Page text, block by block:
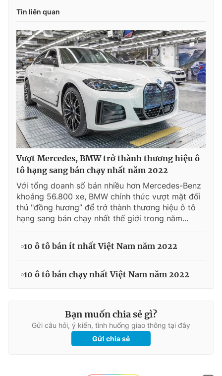
Tin liên quan
Vượt Mercedes, BMW trở thành thương hiệu ô
tô hạng sang bán chạy nhất năm 2022
Với tổng doanh số bán nhiều hơn Mercedes-Benz
khoảng 56.800 xe, BMW chính thức vượt mặt đối
thủ "đồng hương” để trở thành thương hiệu ô tô
hạng sang bán chạy nhất thế giới trong năm...
10 ô tô bán ít nhất Việt Nam năm 2022
10 ô tô bán chạy nhất Việt Nam năm 2022
Bạn muốn chia sẻ gì?
Gửi câu hỏi, ý kiến, tình huống giao thông tại đây
Gửi chia sẻ